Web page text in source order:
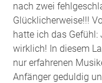
nach zwei
Glücklicherweise!!!
hatte ich das
wirklich! In diesem
nur erfahrenen
Anfänger geduldig